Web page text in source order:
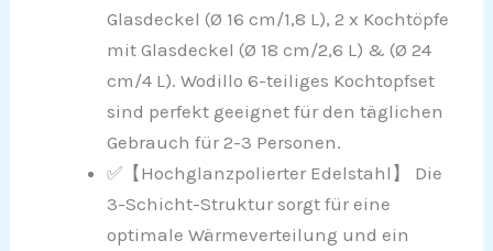
Glasdeckel (Ø 16 cm/1,8 L), 2 x Kochtöpfe
mit Glasdeckel (Ø 18 cm/2,6 L) & (Ø 24
cm/4 L). Wodillo 6-teiliges Kochtopfset
sind perfekt geeignet für den täglichen
Gebrauch für 2-3 Personen.
✅【Hochglanzpolierter Edelstahl】 Die
3-Schicht-Struktur sorgt für eine
optimale Wärmeverteilung und ein